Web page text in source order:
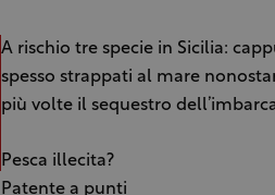
A rischio tre specie in Sicilia:
spesso strappati al mare
più volte il sequestro
Pesca illecita?
Patente a punti